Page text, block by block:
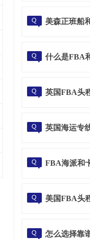
美森正班船
什么是FBA
英国FBA头
英国海运专
FBA海派和
美国FBA头
怎么选择靠